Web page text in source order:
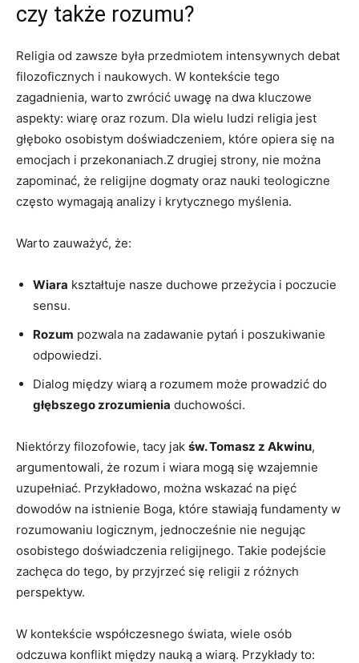
czy także rozumu?
Religia od‍ zawsze⁣ była przedmiotem intensywnych debat
filozoficznych i naukowych. W ⁣kontekście ​tego
zagadnienia, warto zwrócić uwagę ⁤na dwa kluczowe
aspekty: wiarę oraz rozum. Dla wielu ludzi religia jest
głęboko osobistym doświadczeniem,‍ które opiera się na
emocjach i‌ przekonaniach.Z drugiej ⁢strony,​ nie można
zapominać, że⁤ religijne dogmaty oraz nauki teologiczne
często wymagają‍ analizy i krytycznego myślenia.
Warto zauważyć, że:
Wiara kształtuje nasze duchowe przeżycia ⁣i poczucie
sensu.
Rozum pozwala na zadawanie pytań i poszukiwanie
odpowiedzi.
Dialog między wiarą ‌a rozumem może prowadzić​ do
głębszego zrozumienia duchowości.
Niektórzy filozofowie,‍ tacy jak św. Tomasz z Akwinu,
argumentowali, że rozum i wiara mogą⁢ się​ wzajemnie
uzupełniać. ‌Przykładowo, ‍można wskazać ⁣na pięć‍
dowodów na istnienie Boga, które ⁣stawiają fundamenty w
‍rozumowaniu logicznym, jednocześnie nie negując
osobistego doświadczenia religijnego. Takie podejście
zachęca do tego, by przyjrzeć się religii z różnych
perspektyw.
W kontekście współczesnego świata, wiele osób‍
odczuwa ⁣konflikt między nauką a⁤ wiarą. Przykłady to: